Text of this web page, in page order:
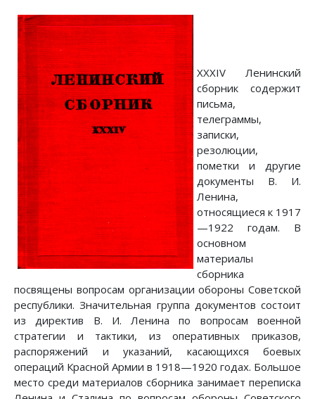
XXXIV Ленинский
сборник содержит
письма,
телеграммы,
записки,
резолюции,
пометки и другие
документы В. И.
Ленина,
относящиеся к 1917
—1922 годам. В
основном
материалы
сборника
посвящены вопросам организации обороны Советской
республики. Значительная группа документов состоит
из директив В. И. Ленина по вопросам военной
стратегии и тактики, из оперативных приказов,
распоряжений и указаний, касающихся боевых
операций Красной Армии в 1918—1920 годах. Большое
место среди материалов сборника занимает переписка